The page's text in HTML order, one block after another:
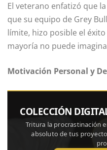
El veterano enfatizó que
que su equipo de Grey
límite, hizo posible el
mayoría no puede
Motivación Personal y
COLECCIÓN
Tritura la procrastinación
absoluto de tus